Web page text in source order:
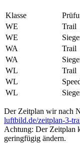
Klasse
WE
Trail
WE
WA
Trail
WA
WL
Trail
WL
WL
Der Zeitplan wir nach
luftbild.de/zeitplan-3-
Achtung: Der Zeitplan
geringfügig ändern.